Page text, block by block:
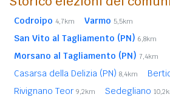
Codroipo 4,7km Varmo 5,5km
San Vito al Tagliamento (PN) 6,8km
Morsano al Tagliamento (PN) 7,4km
Casarsa della Delizia (PN) 8,4km
Rivignano Teor 9,2km Sedegliano